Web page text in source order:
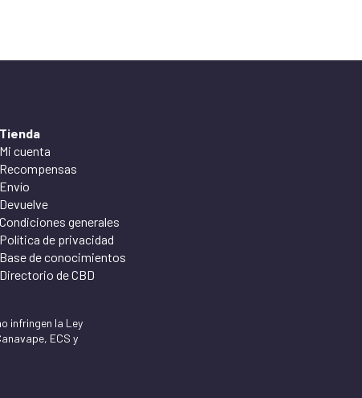
Tienda
Mi cuenta
Recompensas
Envío
Devuelve
Condiciones generales
Política de privacidad
Base de conocimientos
Directorio de CBD
infringen la Ley
ECS y